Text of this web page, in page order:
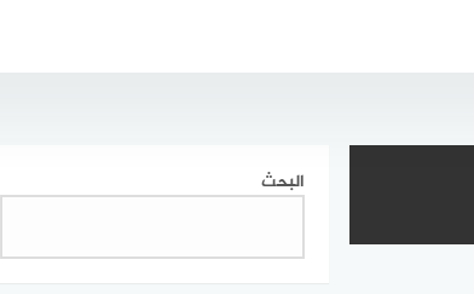
البحث